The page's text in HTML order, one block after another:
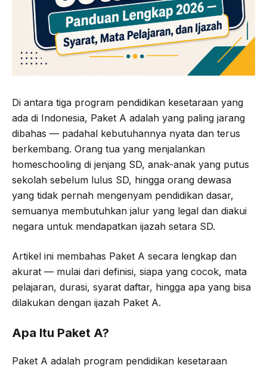
Di antara tiga program pendidikan kesetaraan yang
ada di Indonesia, Paket A adalah yang paling jarang
dibahas — padahal kebutuhannya nyata dan terus
berkembang. Orang tua yang menjalankan
homeschooling di jenjang SD, anak-anak yang putus
sekolah sebelum lulus SD, hingga orang dewasa
yang tidak pernah mengenyam pendidikan dasar,
semuanya membutuhkan jalur yang legal dan diakui
negara untuk mendapatkan ijazah setara SD.
Artikel ini membahas Paket A secara lengkap dan
akurat — mulai dari definisi, siapa yang cocok, mata
pelajaran, durasi, syarat daftar, hingga apa yang bisa
dilakukan dengan ijazah Paket A.
Apa Itu Paket A?
Paket A adalah program pendidikan kesetaraan